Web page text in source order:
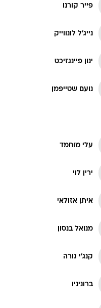
פייר קורנו
נייג'ל לונווייק
ינון פיינגזיכט
נועם שטייפמן
עלי מוחמד
ירין לוי
איתן אזולאי
מנואל בנסון
קנג'י גורה
ברוניניו